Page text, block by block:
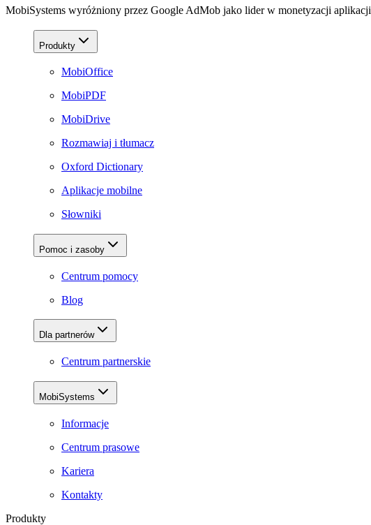
MobiSystems wyróżniony przez Google AdMob jako lider w monetyzacji aplikacji
Produkty
MobiOffice
MobiPDF
MobiDrive
Rozmawiaj i tłumacz
Oxford Dictionary
Aplikacje mobilne
Słowniki
Pomoc i zasoby
Centrum pomocy
Blog
Dla partnerów
Centrum partnerskie
MobiSystems
Informacje
Centrum prasowe
Kariera
Kontakty
Produkty